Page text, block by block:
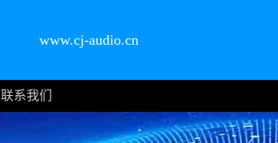
www.cj-audio.cn
联系我们